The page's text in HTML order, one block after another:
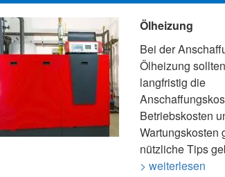
Ölheizung
Bei der
Ölheizung
langfristig die
Betriebskosten
Wartungskosten
nützliche Tips
> weiterlesen